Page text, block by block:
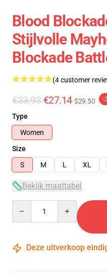
Blood
Stijlvolle
Blockade
(4 customer
€33.93 €27.14 $29.50 -
Type
Women
Size
S
M L XL
Bekijk maattabel
Deze uitverkoop